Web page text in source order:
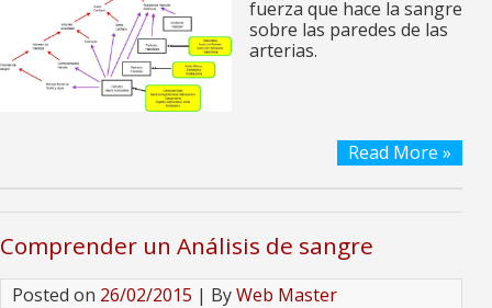
fuerza que hace la sangre
sobre las paredes de las
arterias.
Read More »
Comprender un Análisis de sangre
Posted on 26/02/2015 | ByWeb Master